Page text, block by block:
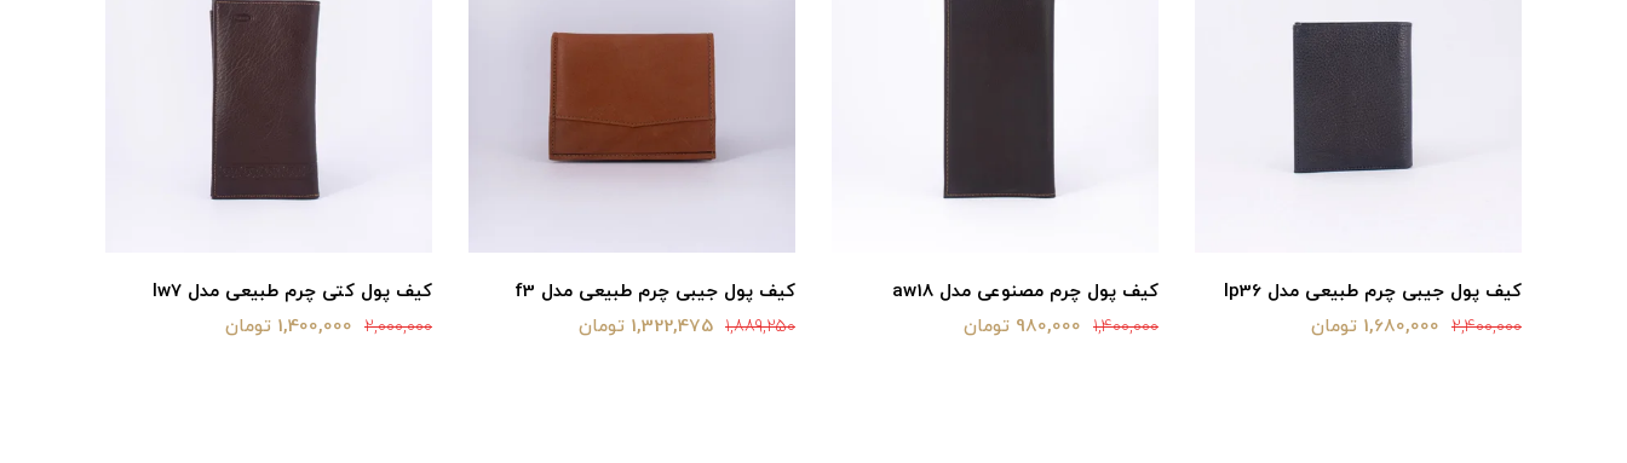
کیف پول جیبی چرم طبیعی مدل lp36
2,400,000 1,680,000 تومان
کیف پول چرم مصنوعی مدل aw18
1,400,000 980,000 تومان
کیف پول جیبی چرم طبیعی مدل f3
1,889,250 1,322,475 تومان
کیف پول کتی چرم طبیعی مدل lw7
2,000,000 1,400,000 تومان